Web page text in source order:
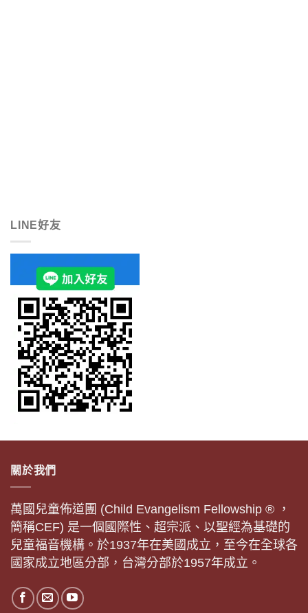
LINE好友
關於我們
萬國兒童佈道團 (Child Evangelism Fellowship ® ，
簡稱CEF) 是一個國際性、超宗派、以聖經為基礎的
兒童福音機構。於1937年在美國成立，至今在全球各
國家成立地區分部，台灣分部於1957年成立。